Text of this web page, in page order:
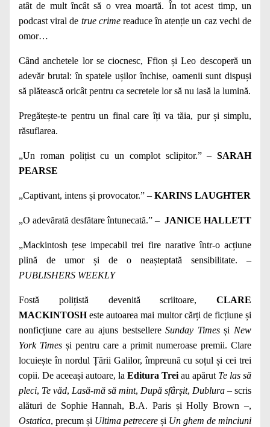
atât de mult încât să o vrea moartă. În tot acest timp, un
podcast viral de true crime readuce în atenție un caz vechi de
omor…
Când anchetele lor se ciocnesc, Ffion și Leo descoperă un
adevăr brutal: în spatele ușilor închise, oamenii sunt dispuși
să plătească oricât pentru ca secretele lor să nu iasă la lumină.
Pregătește-te pentru un final care îți va tăia, pur și simplu,
răsuflarea.
„Un roman polițist cu un complot sclipitor.” – SARAH
PEARSE
„Captivant, intens și provocator.” – KARINS LAUGHTER
„O adevărată desfătare întunecată.” – JANICE HALLETT
„Mackintosh țese impecabil trei fire narative într-o acțiune
plină de umor și de o neașteptată sensibilitate. –
PUBLISHERS WEEKLY
Fostă polițistă devenită scriitoare, CLARE
MACKINTOSHeste autoarea mai multor cărți de ficțiune și
nonficțiune care au ajuns bestsellereSunday Timesși New
York Times și pentru care a primit numeroase premii. Clare
locuiește în nordul Țării Galilor, împreună cu soțul și cei trei
copii. De aceeași autoare, la Editura Trei au apărut Te las să
pleci, Te văd, Lasă-mă să mint, După sfârșit, Dublura – scris
alături de Sophie Hannah, B.A. Paris și Holly Brown –,
Ostatica, precum și Ultima petrecere și Un ghem de minciuni